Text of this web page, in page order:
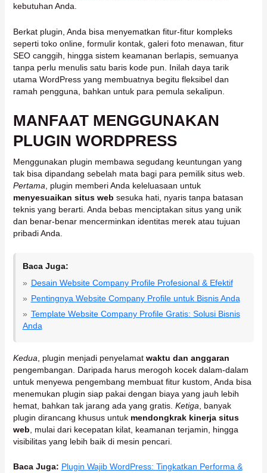
kebutuhan Anda.
Berkat plugin, Anda bisa menyematkan fitur-fitur kompleks
seperti toko online, formulir kontak, galeri foto menawan, fitur
SEO canggih, hingga sistem keamanan berlapis, semuanya
tanpa perlu menulis satu baris kode pun. Inilah daya tarik
utama WordPress yang membuatnya begitu fleksibel dan
ramah pengguna, bahkan untuk para pemula sekalipun.
MANFAAT MENGGUNAKAN
PLUGIN WORDPRESS
Menggunakan plugin membawa segudang keuntungan yang
tak bisa dipandang sebelah mata bagi para pemilik situs web.
Pertama, plugin memberi Anda keleluasaan untuk
menyesuaikan situs web sesuka hati, nyaris tanpa batasan
teknis yang berarti. Anda bebas menciptakan situs yang unik
dan benar-benar mencerminkan identitas merek atau tujuan
pribadi Anda.
Baca Juga:
Desain Website Company Profile Profesional & Efektif
Pentingnya Website Company Profile untuk Bisnis Anda
Template Website Company Profile Gratis: Solusi Bisnis
Anda
Kedua , plugin menjadi penyelamat waktu dan anggaran
pengembangan. Daripada harus merogoh kocek dalam-dalam
untuk menyewa pengembang membuat fitur kustom, Anda bisa
menemukan plugin siap pakai dengan biaya yang jauh lebih
hemat, bahkan tak jarang ada yang gratis. Ketiga , banyak
plugin dirancang khusus untuk mendongkrak kinerja situs
web , mulai dari kecepatan kilat, keamanan terjamin, hingga
visibilitas yang lebih baik di mesin pencari.
Baca Juga: Plugin Wajib WordPress: Tingkatkan Performa &